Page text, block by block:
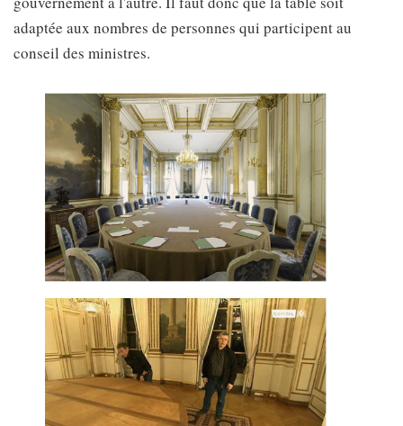
adaptée aux nombres de personnes qui participent au
conseil des ministres.